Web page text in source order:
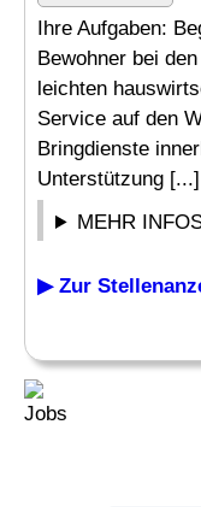
Ihre Aufgaben:
Bewohner bei
leichten
Service auf den
Bringdienste
Unterstützung [...]
MEHR
▶ Zur